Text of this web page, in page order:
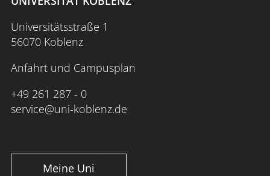
Universitätsstraße 1
56070 Koblenz
Anfahrt und Campusplan
+49 261 287 - 0
service@uni-koblenz.de
Meine Uni